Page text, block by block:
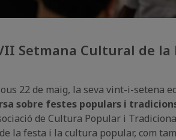
Setmana Cultural de
22 de maig, la seva vint-i-setena
sobre festes populars i
de Cultura Popular i
la festa i la cultura popular, com